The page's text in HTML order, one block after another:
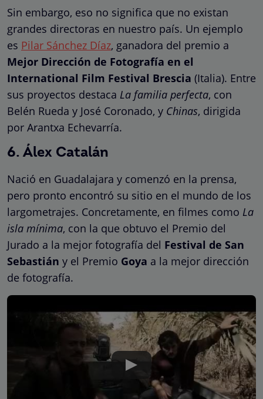
Sin embargo, eso no significa que no existan
grandes directoras en nuestro país. Un ejemplo
es Pilar Sánchez Díaz, ganadora del premio a
Mejor Dirección de Fotografía en el
International Film Festival Brescia (Italia). Entre
sus proyectos destaca La familia perfecta, con
Belén Rueda y José Coronado, y Chinas, dirigida
por Arantxa Echevarría.
6. Álex Catalán
Nació en Guadalajara y comenzó en la prensa,
pero pronto encontró su sitio en el mundo de los
largometrajes. Concretamente, en filmes como La
isla mínima, con la que obtuvo el Premio del
Jurado a la mejor fotografía del Festival de San
Sebastián y el Premio Goya a la mejor dirección
de fotografía.